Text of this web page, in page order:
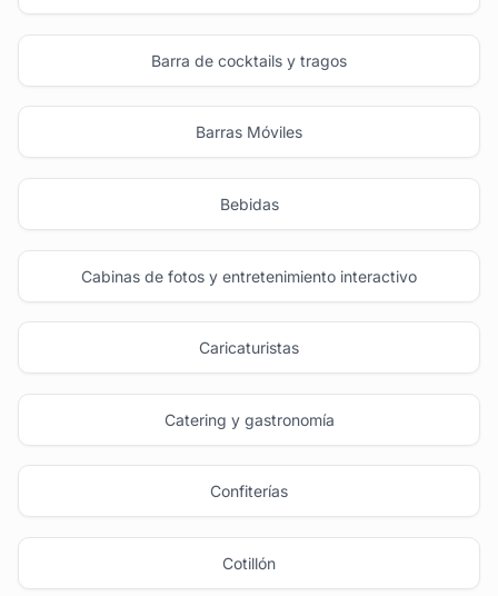
Barra de cocktails y tragos
Barras Móviles
Bebidas
Cabinas de fotos y entretenimiento interactivo
Caricaturistas
Catering y gastronomía
Confiterías
Cotillón